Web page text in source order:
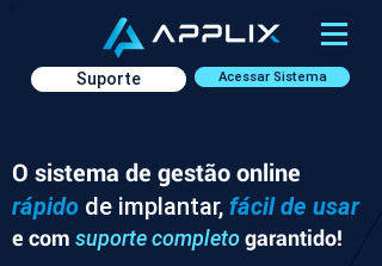
Acessar Sistema
Suporte
O sistema de gestão online
rápido de implantar, fácil de usar
e com suporte completogarantido!